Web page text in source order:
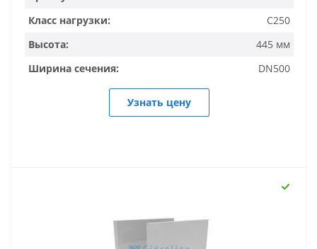
Класс нагрузки:
C250
Высота:
445 мм
Ширина сечения:
DN500
Узнать цену